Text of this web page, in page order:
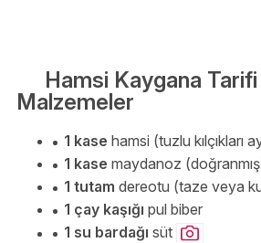
Hamsi Kaygana
Malzemeler
1 kase hamsi (tuzlu kılçıkları
1 kase maydanoz
1 tutam dereotu (taze veya
1 çay kaşığı pul biber
1 su bardağı süt